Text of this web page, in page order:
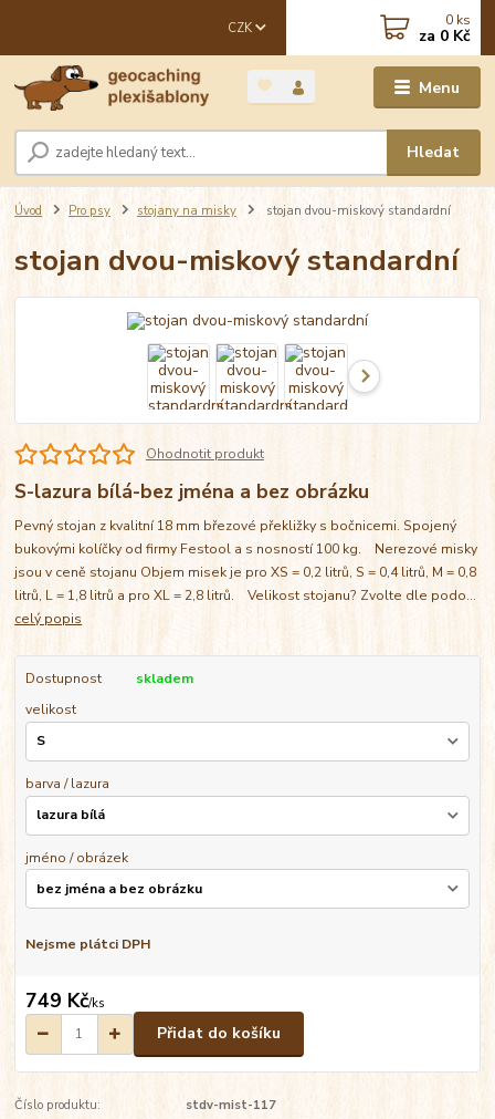
Menu
CZK
Hledat
0 ks
za 0 Kč
Úvod Pro psy stojany na misky stojan dvou-miskový standardní
stojan dvou-miskový standardní
Ohodnotit produkt
S-lazura bílá-bez jména a bez obrázku
Pevný stojan z kvalitní 18 mm březové překližky s bočnicemi. Spojený
bukovými kolíčky od firmy Festool a s nosností 100 kg. Nerezové misky
jsou v ceně stojanu Objem misek je pro XS = 0,2 litrů, S = 0,4 litrů, M = 0,8
litrů, L = 1,8 litrů a pro XL = 2,8 litrů. Velikost stojanu? Zvolte dle podo...
celý popis
Dostupnost
skladem
velikost
barva / lazura
jméno / obrázek
Nejsme plátci DPH
749 Kč/ks
Přidat do košíku
Číslo produktu: stdv-mist-117